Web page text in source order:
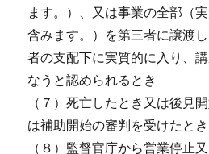
ます。）、又は事業の全部（
含みます。）を第三者に譲渡
者の支配下に実質的に入り、
なうと認められるとき
（７）死亡したとき又は後見
は補助開始の審判を受けたとき
（８）監督官庁から営業停止